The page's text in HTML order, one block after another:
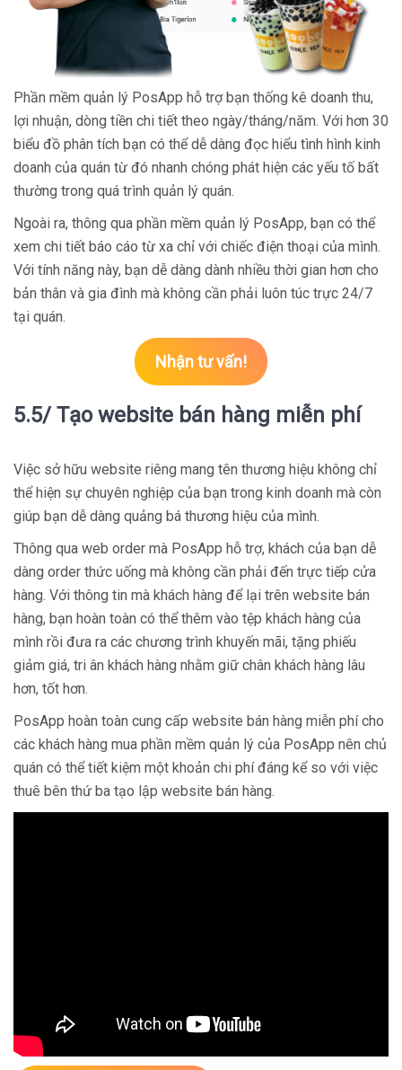
Phần mềm quản lý PosApp hỗ trợ bạn thống kê doanh thu,
lợi nhuận, dòng tiền chi tiết theo ngày/tháng/năm. Với hơn 30
biểu đồ phân tích bạn có thể dễ dàng đọc hiểu tình hình kinh
doanh của quán từ đó nhanh chóng phát hiện các yếu tố bất
thường trong quá trình quản lý quán.
Ngoài ra, thông qua phần mềm quản lý PosApp, bạn có thể
xem chi tiết báo cáo từ xa chỉ với chiếc điện thoại của mình.
Với tính năng này, bạn dễ dàng dành nhiều thời gian hơn cho
bản thân và gia đình mà không cần phải luôn túc trực 24/7
tại quán.
Nhận tư vấn!
5.5/ Tạo website bán hàng miễn phí
Việc sở hữu website riêng mang tên thương hiệu không chỉ
thể hiện sự chuyên nghiệp của bạn trong kinh doanh mà còn
giúp bạn dễ dàng quảng bá thương hiệu của mình.
Thông qua web order mà PosApp hỗ trợ, khách của bạn dễ
dàng order thức uống mà không cần phải đến trực tiếp cửa
hàng. Với thông tin mà khách hàng để lại trên website bán
hàng, bạn hoàn toàn có thể thêm vào tệp khách hàng của
mình rồi đưa ra các chương trình khuyến mãi, tặng phiếu
giảm giá, tri ân khách hàng nhằm giữ chân khách hàng lâu
hơn, tốt hơn.
PosApp hoàn toàn cung cấp website bán hàng miễn phí cho
các khách hàng mua phần mềm quản lý của PosApp nên chủ
quán có thể tiết kiệm một khoản chi phí đáng kể so với việc
thuê bên thứ ba tạo lập website bán hàng.